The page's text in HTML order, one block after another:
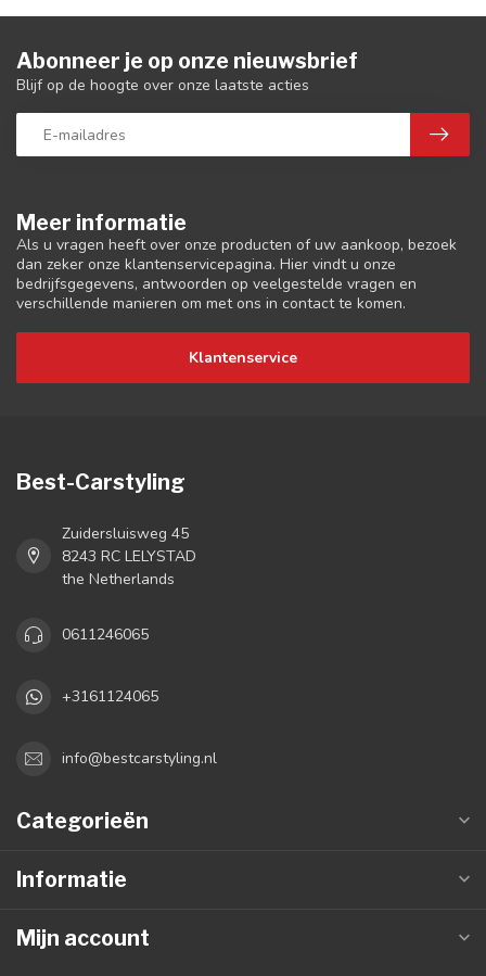
Meer informatie
Als u vragen heeft over onze producten of uw aankoop, bezoek
dan zeker onze klantenservicepagina. Hier vindt u onze
bedrijfsgegevens, antwoorden op veelgestelde vragen en
verschillende manieren om met ons in contact te komen.
Klantenservice
Abonneer je op onze nieuwsbrief
Blijf op de hoogte over onze laatste acties
Best-Carstyling
Zuidersluisweg 45
8243 RC LELYSTAD
the Netherlands
0611246065
+3161124065
info@bestcarstyling.nl
Categorieën
Informatie
Mijn account